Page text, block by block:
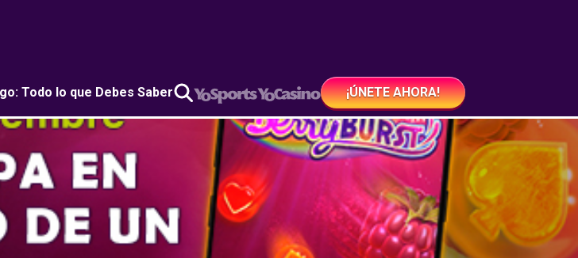
Todo lo que Debes Saber ¡ÚNETE AHORA!